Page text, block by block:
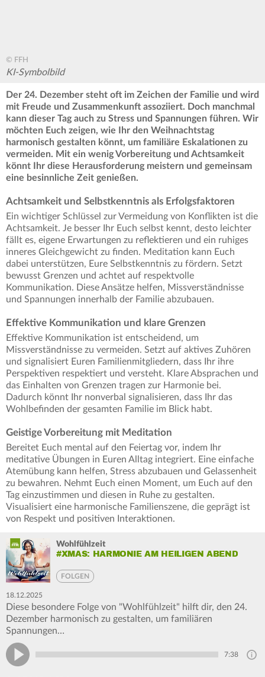
© FFH
KI-Symbolbild
Der 24. Dezember steht oft im Zeichen der Familie und wird
mit Freude und Zusammenkunft assoziiert. Doch manchmal
kann dieser Tag auch zu Stress und Spannungen führen. Wir
möchten Euch zeigen, wie Ihr den Weihnachtstag
harmonisch gestalten könnt, um familiäre Eskalationen zu
vermeiden. Mit ein wenig Vorbereitung und Achtsamkeit
könnt Ihr diese Herausforderung meistern und gemeinsam
eine besinnliche Zeit genießen.
Achtsamkeit und Selbstkenntnis als Erfolgsfaktoren
Ein wichtiger Schlüssel zur Vermeidung von Konflikten ist die
Achtsamkeit. Je besser Ihr Euch selbst kennt, desto leichter
fällt es, eigene Erwartungen zu reflektieren und ein ruhiges
inneres Gleichgewicht zu finden. Meditation kann Euch
dabei unterstützen, Eure Selbstkenntnis zu fördern. Setzt
bewusst Grenzen und achtet auf respektvolle
Kommunikation. Diese Ansätze helfen, Missverständnisse
und Spannungen innerhalb der Familie abzubauen.
Effektive Kommunikation und klare Grenzen
Effektive Kommunikation ist entscheidend, um
Missverständnisse zu vermeiden. Setzt auf aktives Zuhören
und signalisiert Euren Familienmitgliedern, dass Ihr ihre
Perspektiven respektiert und versteht. Klare Absprachen und
das Einhalten von Grenzen tragen zur Harmonie bei.
Dadurch könnt Ihr nonverbal signalisieren, dass Ihr das
Wohlbefinden der gesamten Familie im Blick habt.
Geistige Vorbereitung mit Meditation
Bereitet Euch mental auf den Feiertag vor, indem Ihr
meditative Übungen in Euren Alltag integriert. Eine einfache
Atemübung kann helfen, Stress abzubauen und Gelassenheit
zu bewahren. Nehmt Euch einen Moment, um Euch auf den
Tag einzustimmen und diesen in Ruhe zu gestalten.
Visualisiert eine harmonische Familienszene, die geprägt ist
von Respekt und positiven Interaktionen.
Wohlfühlzeit
#XMAS: HARMONIE AM HEILIGEN ABEND
FOLGEN
18.12.2025
Diese besondere Folge von "Wohlfühlzeit" hilft dir, den 24.
Dezember harmonisch zu gestalten, um familiären
Spannungen…
7:38